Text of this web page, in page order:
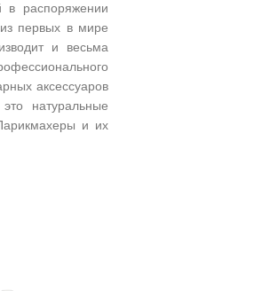
в распоряжении
из первых в мире
и весьма
аксессуаров
натуральные
и их